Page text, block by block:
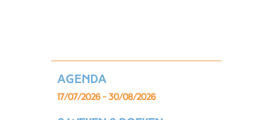
Agenda
17/07/2026 - 30/08/2026